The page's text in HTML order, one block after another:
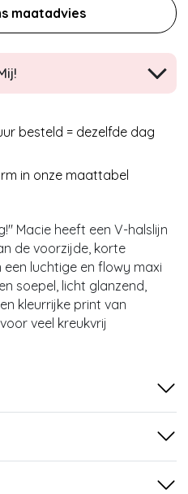
maatadvies
besteld = dezelfde dag
in onze maattabel
Macie heeft een V-halslijn
de voorzijde, korte
luchtige en flowy maxi
soepel, licht glanzend,
kleurrijke print van
veel kreukvrij